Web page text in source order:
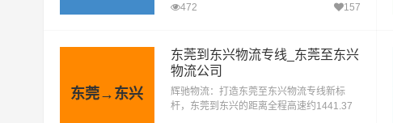
作为辉驰物流有限公司旗下的精品专线，是
472 157
东莞→东兴
东莞到东兴物流专线_东莞至东兴
物流公司
辉驰物流：打造东莞至东兴物流专线新标
杆，东莞到东兴的距离全程高速约1441.37